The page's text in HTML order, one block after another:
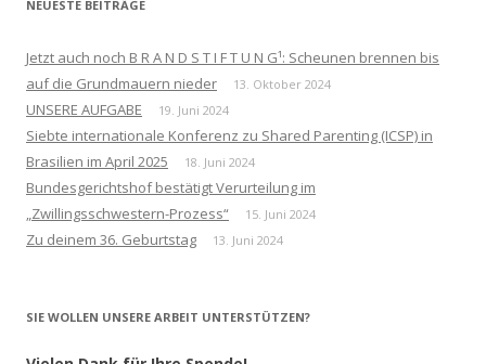
NEUESTE BEITRÄGE
Jetzt auch noch B R A N D S T I F T U N G¹: Scheunen brennen bis
auf die Grundmauern nieder
13. Oktober 2024
UNSERE AUFGABE 19. Juni 2024
Siebte internationale Konferenz zu Shared Parenting (ICSP) in
Brasilien im April 2025
18. Juni 2024
Bundesgerichtshof bestätigt Verurteilung im
„Zwillingsschwestern-Prozess“
15. Juni 2024
Zu deinem 36. Geburtstag 13. Juni 2024
SIE WOLLEN UNSERE ARBEIT UNTERSTÜTZEN?